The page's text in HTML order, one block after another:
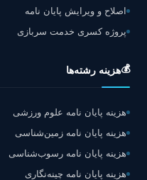
اصلاح و ویرایش پایان نامه
پروژه کسری خدمت سربازی
💰هزینه رشته‌ها
هزینه پایان نامه علوم ورزشی
هزینه پایان نامه زمین‌شناسی
هزینه پایان نامه رسوب‌شناسی
هزینه پایان نامه چینه‌نگاری